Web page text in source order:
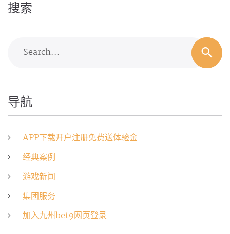
搜索
Search...
导航
APP下载开户注册免费送体验金
经典案例
游戏新闻
集团服务
加入九州bet9网页登录